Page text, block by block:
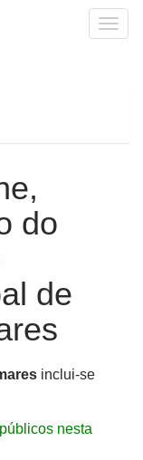
do
de
inclui-se
nesta